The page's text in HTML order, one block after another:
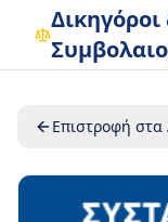
Δικηγόροι
Επιστροφή